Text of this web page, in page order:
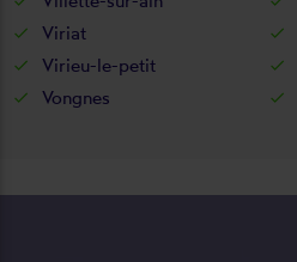
Viriat
Virieu-le-petit
Vongnes